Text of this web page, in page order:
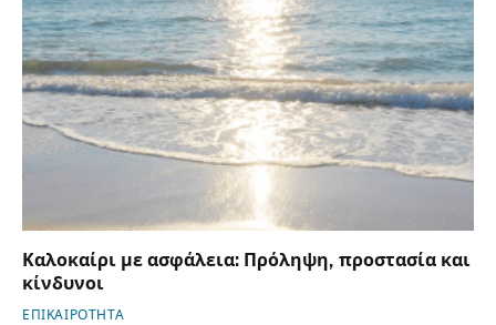
Καλοκαίρι με ασφάλεια: Πρόληψη, προστασία και
κίνδυνοι
ΕΠΙΚΑΙΡΟΤΗΤΑ